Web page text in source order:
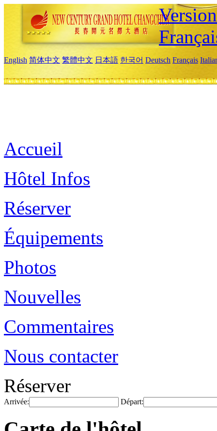
English 简体中文 繁體中文 日本語 한국어 Deutsch Français
Accueil
Hôtel Infos
Réserver
Équipements
Photos
Nouvelles
Commentaires
Nous contacter
Réserver
Arrivée: Départ: